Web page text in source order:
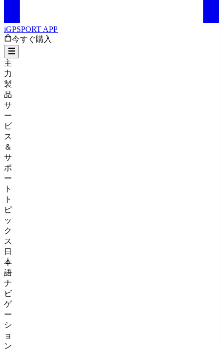
iGPSPORT APP
今すぐ購入
主
力
製
品
サ
ー
ビ
ス
＆
サ
ポ
ー
ト
ト
ピ
ッ
ク
ス
日
本
語
ナ
ビ
ゲ
ー
シ
ョ
ン